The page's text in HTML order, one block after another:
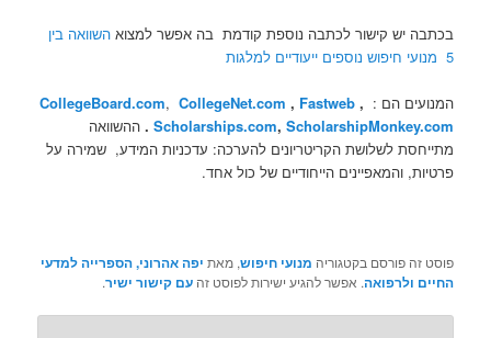
בכתבה יש קישור לכתבה נוספת קודמת בה אפשר למצואהשוואה בין
5 מנועי חיפוש נוספים ייעודיים למלגות
המנועים הם : CollegeBoard.com, CollegeNet.com , Fastweb,
Scholarships.com, ScholarshipMonkey.com
.ההשוואה
מתייחסת לשלושת הקריטריונים להערכה: עדכניות המידע, שמירה על
פרטיות, והמאפיינים הייחודיים של כול אחד.
פוסט זה פורסם בקטגוריה מנועי חיפוש, מאת יפה אהרוני, הספרייה למדעי
החיים ולרפואה. אפשר להגיע ישירות לפוסט זהעם קישור ישיר.